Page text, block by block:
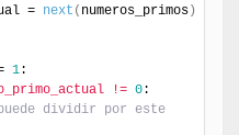
=
next ( numeros_primos )
1:
!= 0:
dividir por este